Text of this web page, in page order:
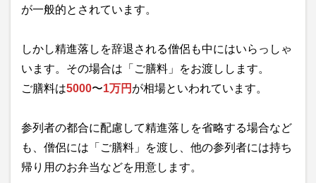
が一般的とされています。
しかし精進落しを辞退される僧侶も中にはいらっしゃ
います。その場合は「ご膳料」をお渡しします。
ご膳料は5000〜1万円 が相場といわれています。
参列者の都合に配慮して精進落しを省略する場合など
も、僧侶には「ご膳料」を渡し、他の参列者には持ち
帰り用のお弁当などを用意します。